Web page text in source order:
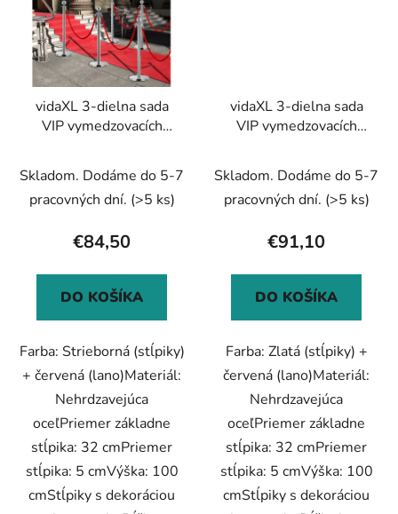
vidaXL 3-dielna sada
VIP vymedzovacích
oceľ strieborná
Skladom. Dodáme do 5-7
pracovných dní. (>5 ks)
€84,50
DO KOŠÍKA
Farba: Strieborná (stĺpiky)
+ červená (lano)Materiál:
Nehrdzavejúca
oceľPriemer základne
stĺpika: 32 cmPriemer
stĺpika: 5 cmVýška: 100
cmStĺpiky s dekoráciou
vidaXL 3-dielna sada
VIP vymedzovacích
oceľ zlatá
Skladom. Dodáme do 5-7
pracovných dní. (>5 ks)
€91,10
DO KOŠÍKA
Farba: Zlatá (stĺpiky) +
červená (lano)Materiál:
Nehrdzavejúca
oceľPriemer základne
stĺpika: 32 cmPriemer
stĺpika: 5 cmVýška: 100
cmStĺpiky s dekoráciou